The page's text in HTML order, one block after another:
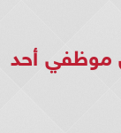
موظفي أحد